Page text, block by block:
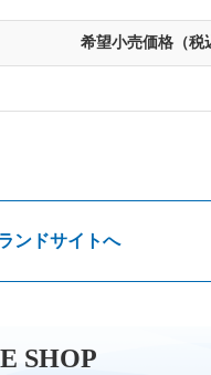
希望小売価格（税
ンドサイトへ
SHOP